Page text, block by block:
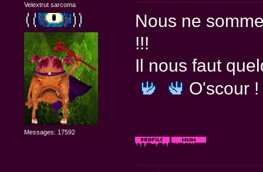
Velextrut sarcoma
Messages: 17592
Nous ne
!!!
Il nous faut
O'scour !